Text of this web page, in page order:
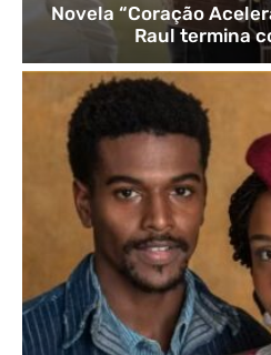
Novela “Coração
Raul termina